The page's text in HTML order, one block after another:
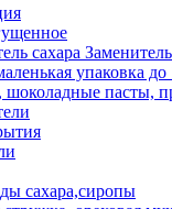
упаковка до
шоколадные пасты,
сахара,сиропы